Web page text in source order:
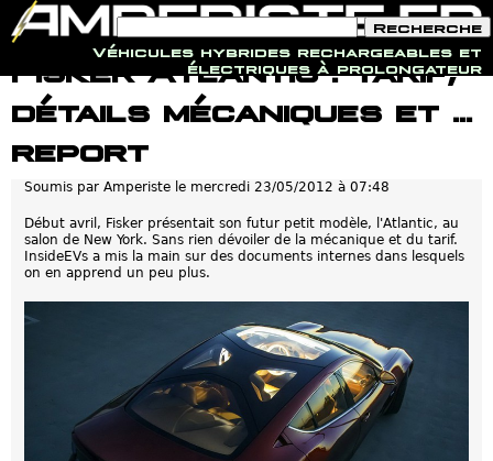
Jump to navigation
Véhicules hybrides rechargeables et
électriques à prolongateur
o
r
m
a
r
d
r
e
c
h
r
e
c
r
c
e
Fisker Atlantic : Tarif,
détails mécaniques et ...
report
Soumis par Amperiste le mercredi 23/05/2012 à 07:48
Début avril, Fisker présentait son futur petit modèle, l'Atlantic, au
salon de New York. Sans rien dévoiler de la mécanique et du tarif.
InsideEVs a mis la main sur des documents internes dans lesquels
on en apprend un peu plus.